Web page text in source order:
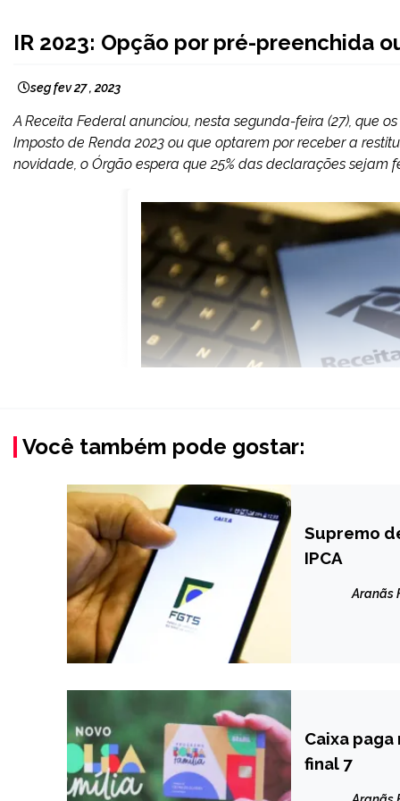
NOTÍCIAS
IR 2023: Opção por pré-preenchida
seg fev 27 , 2023
A Receita Federal anunciou, nesta segunda-feira (27), que
Imposto de Renda 2023 ou que optarem por receber a
novidade, o Órgão espera que 25% das declarações sejam
Você também pode gostar:
BRASIL
NOTÍCIAS
Supremo
IPCA
Aranãs
BRASIL
NOTÍCIAS
Caixa
final 7